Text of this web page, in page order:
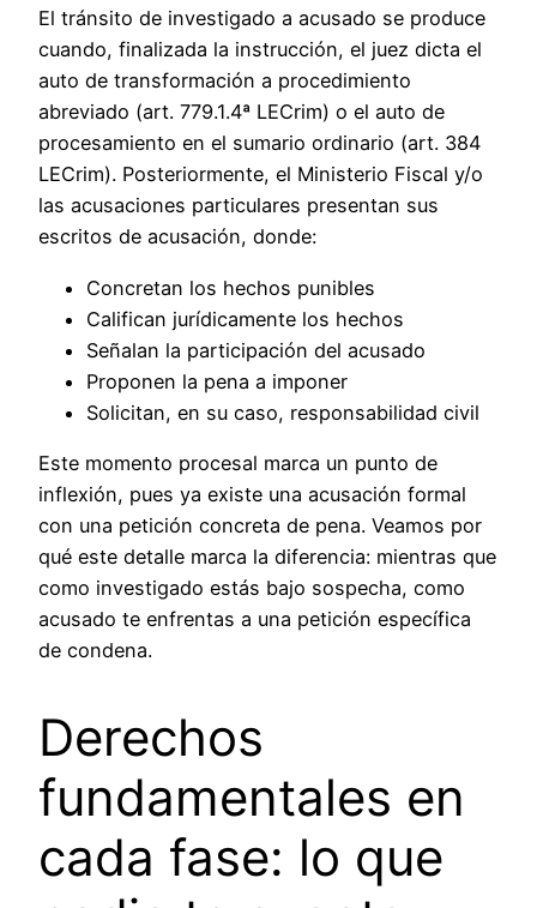
El tránsito de investigado a acusado se produce
cuando, finalizada la instrucción, el juez dicta el
auto de transformación a procedimiento
abreviado (art. 779.1.4ª LECrim) o el auto de
procesamiento en el sumario ordinario (art. 384
LECrim). Posteriormente, el Ministerio Fiscal y/o
las acusaciones particulares presentan sus
escritos de acusación, donde:
Concretan los hechos punibles
Califican jurídicamente los hechos
Señalan la participación del acusado
Proponen la pena a imponer
Solicitan, en su caso, responsabilidad civil
Este momento procesal marca un punto de
inflexión, pues ya existe una acusación formal
con una petición concreta de pena. Veamos por
qué este detalle marca la diferencia: mientras que
como investigado estás bajo sospecha, como
acusado te enfrentas a una petición específica
de condena.
Derechos
fundamentales en
cada fase: lo que